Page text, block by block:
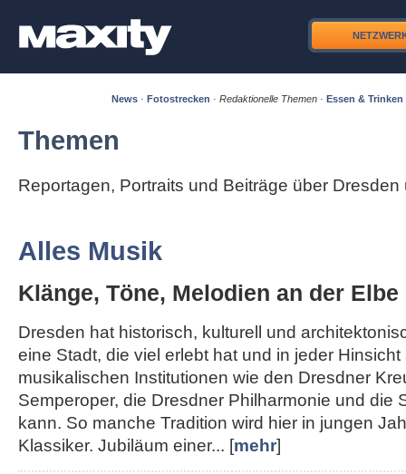
News · Fotostrecken · Redaktionelle Themen · Essen & Trinken
Themen
Reportagen, Portraits und Beiträge über
Alles Musik
Klänge, Töne, Melodien an der Elbe
Dresden hat historisch, kulturell und
eine Stadt, die viel erlebt hat und in jeder
musikalischen Institutionen wie den Dresdner
Semperoper, die Dresdner Philharmonie und die
kann. So manche Tradition wird hier in jungen
Klassiker. Jubiläum einer... [mehr]